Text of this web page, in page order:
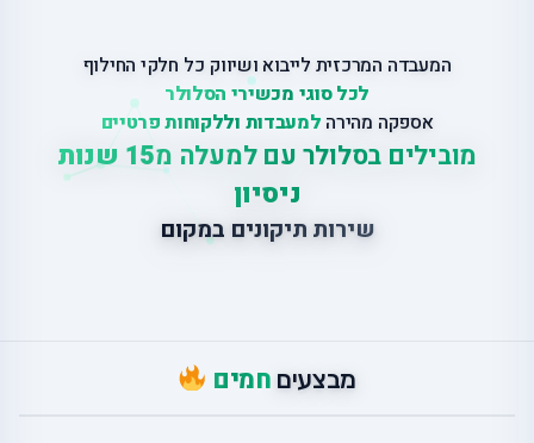
המעבדה המרכזית לייבוא ושיווק כל חלקי החילוף
לכל סוגי מכשירי הסלולר
אספקה מהירה למעבדות וללקוחות פרטיים
מובילים בסלולר עם למעלה מ
15 שנות
ניסיון
שירות תיקונים במקום
מבצעים חמים